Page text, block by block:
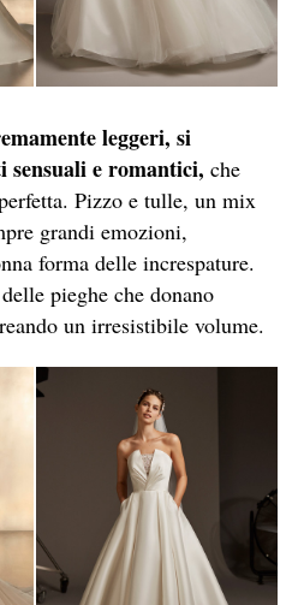
leggeri, si
sensuali e romantici, che
Pizzo e tulle, un mix
grandi emozioni,
forma delle increspature.
pieghe che donano
un irresistibile volume.